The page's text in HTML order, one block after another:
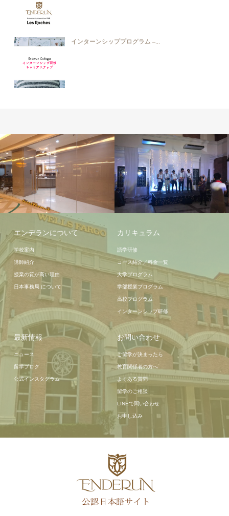
インターンシッププログラム –...
学校施設
授業
エンデランについて
学校案内
講師紹介
授業の質が高い理由
日本事務局 について
カリキュラム
語学研修
コース紹介／料金一覧
大学プログラム
学部授業プログラム
高校プログラム
インターンシップ研修
最新情報
ニュース
留学ブログ
公式インスタグラム
お問い合わせ
ご留学が決まったら
教育関係者の方へ
よくある質問
留学のご相談
LINEで問い合わせ
お申し込み